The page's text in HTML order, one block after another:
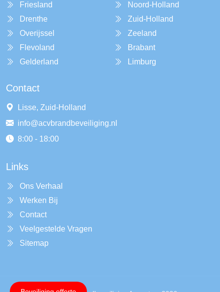
Friesland
Drenthe
Overijssel
Flevoland
Gelderland
Noord-Holland
Zuid-Holland
Zeeland
Brabant
Limburg
Contact
Lisse, Zuid-Holland
info@acvbrandbeveiliging.nl
8:00 - 18:00
Links
Ons Verhaal
Werken Bij
Contact
Veelgestelde Vragen
Sitemap